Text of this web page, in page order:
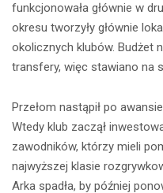
funkcjonowała głównie w
okresu tworzyły głównie
okolicznych klubów. Budżet
transfery, więc stawiano na
Przełom nastąpił po
Wtedy klub zaczął
zawodników, którzy mieli
najwyższej klasie
Arka spadła, by później